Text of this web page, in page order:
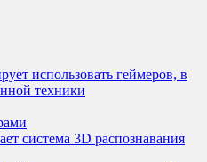
использовать геймеров, в
техники
система 3D распознавания